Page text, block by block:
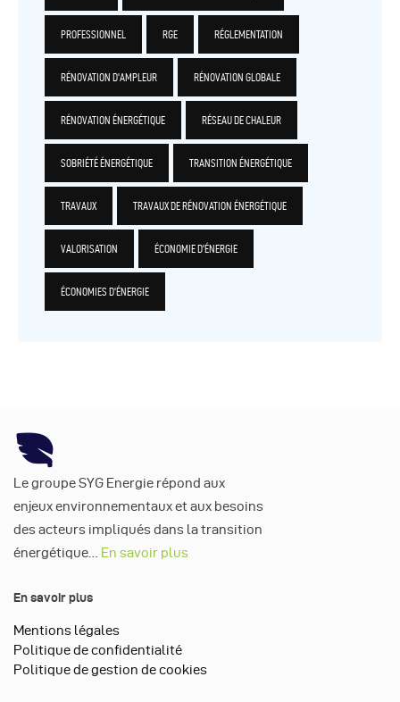
PROFESSIONNEL RGE RÉGLEMENTATION
RÉNOVATION D'AMPLEUR RÉNOVATION GLOBALE
RÉNOVATION ÉNERGÉTIQUE RÉSEAU DE CHALEUR
SOBRIÉTÉ ÉNERGÉTIQUE TRANSITION ÉNERGÉTIQUE
TRAVAUX TRAVAUX DE RÉNOVATION ÉNERGÉTIQUE
VALORISATION ÉCONOMIE D'ÉNERGIE
ÉCONOMIES D'ÉNERGIE
Le groupe SYG Energie répond aux
enjeux environnementaux et aux besoins
des acteurs impliqués dans la transition
énergétique…
En savoir plus
En savoir plus
Mentions légales
Politique de confidentialité
Politique de gestion de cookies